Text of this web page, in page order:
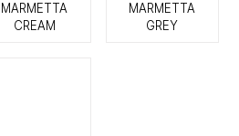
MARMETTA
CREAM
MARMETTA
GREY